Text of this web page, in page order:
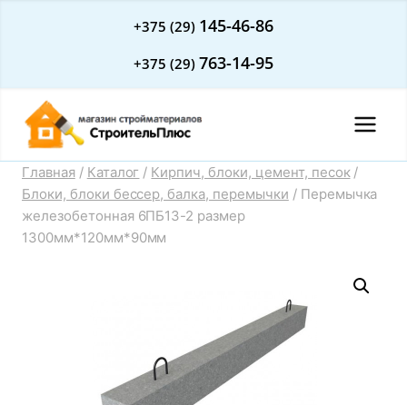
+375 (29) 145-46-86
+375 (29) 763-14-95
Главная / Каталог / Кирпич, блоки, цемент, песок /
Блоки, блоки бессер, балка, перемычки / Перемычка
железобетонная 6ПБ13-2 размер
1300мм*120мм*90мм